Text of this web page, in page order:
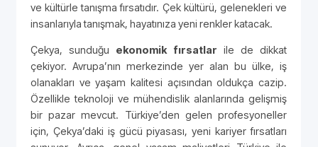
ve kültürle tanışma fırsatıdır. Çek kültürü, gelenekleri ve
insanlarıyla tanışmak, hayatınıza yeni renkler katacak.
Çekya, sunduğu ekonomik fırsatlar ile de dikkat
çekiyor. Avrupa’nın merkezinde yer alan bu ülke, iş
olanakları ve yaşam kalitesi açısından oldukça cazip.
Özellikle teknoloji ve mühendislik alanlarında gelişmiş
bir pazar mevcut. Türkiye’den gelen profesyoneller
için, Çekya’daki iş gücü piyasası, yeni kariyer fırsatları